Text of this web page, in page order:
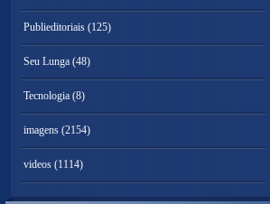
Publieditoriais (125)
Seu Lunga (48)
Tecnologia (8)
imagens (2154)
videos (1114)